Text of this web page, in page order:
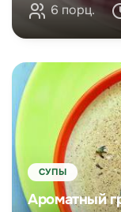
6 порц.
СУПЫ
Ароматный